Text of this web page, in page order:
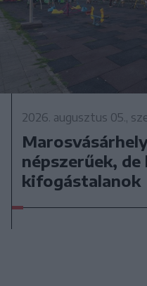
2026. augusztus 05.,
népszerűek, de
kifogástalanok